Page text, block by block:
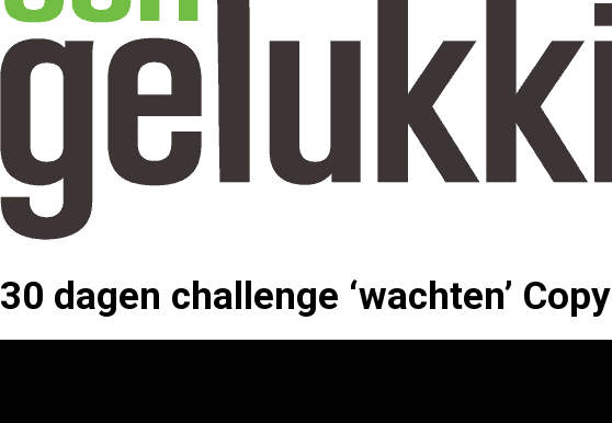
30 dagen challenge ‘wachten’ Copy